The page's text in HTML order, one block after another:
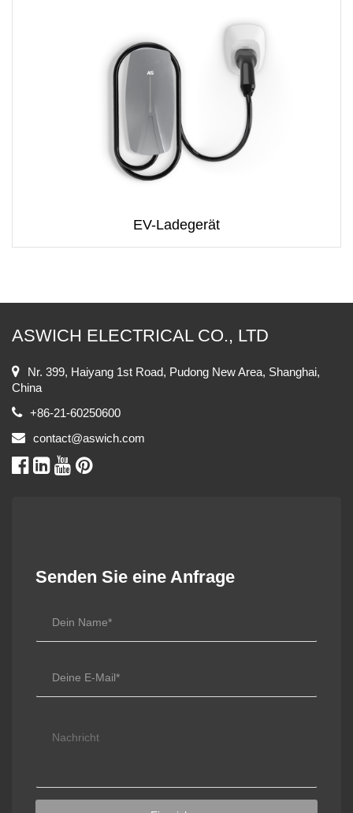
EV-Ladegerät
ASWICH ELECTRICAL CO., LTD
Nr. 399, Haiyang 1st Road, Pudong New Area, Shanghai,
China
+86-21-60250600
contact@aswich.com
Senden Sie eine Anfrage